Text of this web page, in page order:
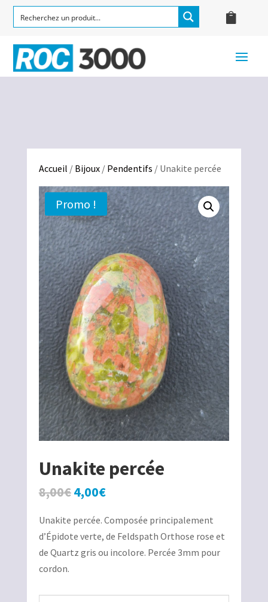
Accueil / Bijoux/ Pendentifs / Unakite percée
Promo !
Unakite percée
8,00€Le
initial
était :
8,00€.
4,00€Le
actuel
est :
4,00€.
Unakite percée. Composée principalement
d’Épidote verte, de Feldspath Orthose rose et
de Quartz gris ou incolore. Percée 3mm pour
cordon.